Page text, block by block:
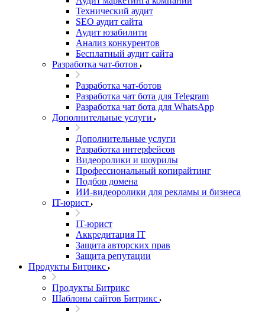
Технический аудит
SEO аудит сайта
Аудит юзабилити
Анализ конкурентов
Бесплатный аудит сайта
Разработка чат-ботов
Разработка чат-ботов
Разработка чат бота для Telegram
Разработка чат бота для WhatsApp
Дополнительные услуги
Дополнительные услуги
Разработка интерфейсов
Видеоролики и шоурилы
Профессиональный копирайтинг
Подбор домена
ИИ-видеоролики для рекламы и бизнеса
IT-юрист
IT-юрист
Аккредитация IT
Защита авторских прав
Защита репутации
Продукты Битрикс
Продукты Битрикс
Шаблоны сайтов Битрикс